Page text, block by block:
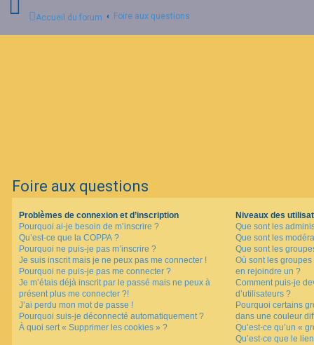
I
Accueil du forum Foire aux questions
Foire aux questions
Problèmes de connexion et d’inscription
Pourquoi ai-je besoin de m’inscrire ?
Qu’est-ce que la COPPA ?
Pourquoi ne puis-je pas m’inscrire ?
Je suis inscrit mais je ne peux pas me connecter !
Pourquoi ne puis-je pas me connecter ?
Je m’étais déjà inscrit par le passé mais ne peux à
présent plus me connecter ?!
J’ai perdu mon mot de passe !
Pourquoi suis-je déconnecté automatiquement ?
À quoi sert « Supprimer les cookies » ?
Niveaux des
Que sont les
Que sont les
Que sont les
Où sont les
en rejoindre un ?
Comment puis-je
d’utilisateurs ?
Pourquoi certains
dans une couleur
Qu’est-ce qu’un «
Qu’est-ce que le